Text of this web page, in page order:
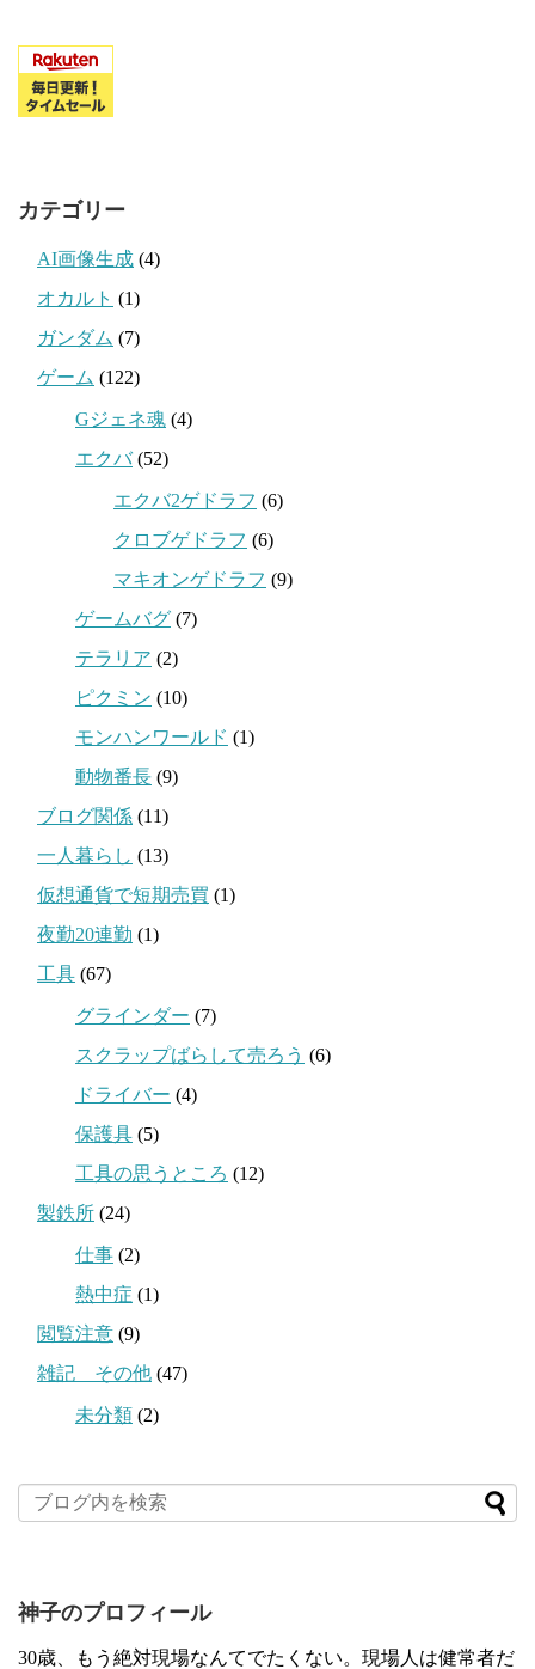
カテゴリー
AI画像生成 (4)
オカルト (1)
ガンダム (7)
ゲーム (122)
Gジェネ魂 (4)
エクバ(52)
エクバ2ゲドラフ (6)
クロブゲドラフ (6)
マキオンゲドラフ (9)
ゲームバグ (7)
テラリア (2)
ピクミン (10)
モンハンワールド (1)
動物番長 (9)
ブログ関係 (11)
一人暮らし (13)
仮想通貨で短期売買 (1)
夜勤20連勤 (1)
工具 (67)
グラインダー (7)
スクラップばらして売ろう (6)
ドライバー (4)
保護具 (5)
工具の思うところ (12)
製鉄所 (24)
仕事 (2)
熱中症 (1)
閲覧注意 (9)
雑記 その他 (47)
未分類 (2)
神子のプロフィール
30歳、もう絶対現場なんてでたくない。現場人は健常者だ